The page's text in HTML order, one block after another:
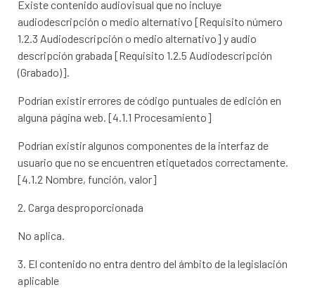
Existe contenido audiovisual que no incluye
audiodescripción o medio alternativo [Requisito número
1.2.3 Audiodescripción o medio alternativo] y audio
descripción grabada [Requisito 1.2.5 Audiodescripción
(Grabado)].
Podrían existir errores de código puntuales de edición en
alguna página web. [4.1.1 Procesamiento]
Podrían existir algunos componentes de la interfaz de
usuario que no se encuentren etiquetados correctamente.
[4.1.2 Nombre, función, valor]
2. Carga desproporcionada
No aplica.
3. El contenido no entra dentro del ámbito de la legislación
aplicable